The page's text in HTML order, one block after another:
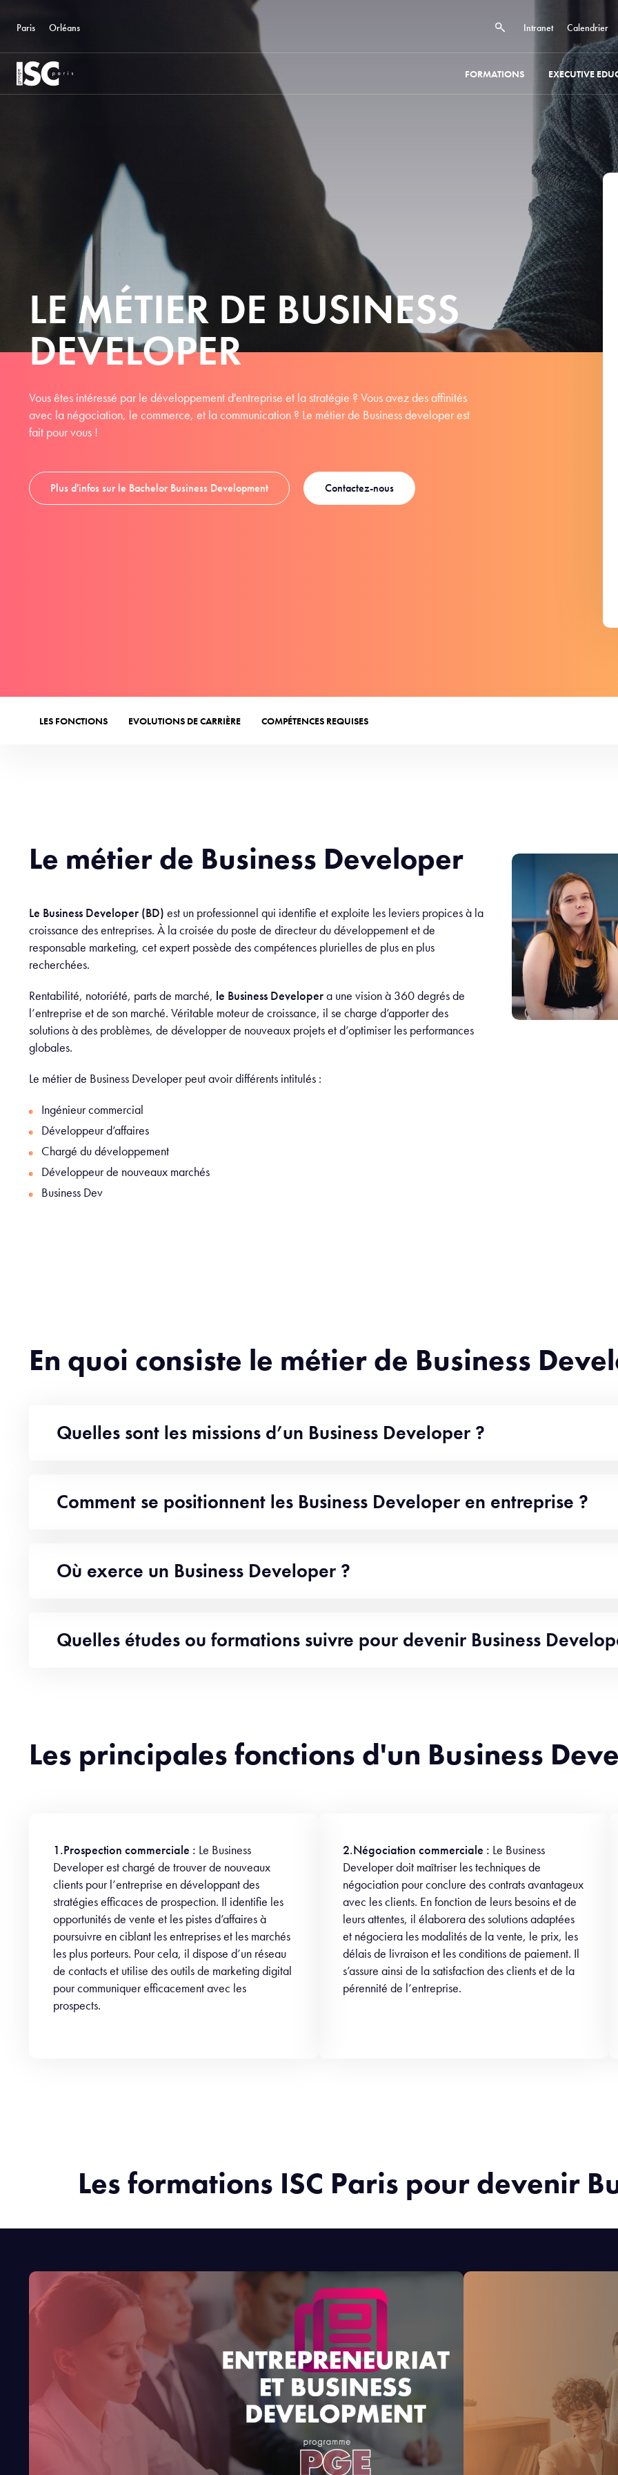
Paris Orléans Intranet Calendrier
FORMATIONS EXECUTIVE
LE MÉTIER DE BUSINESS
DEVELOPER
Vous êtes intéressé par le développement d'entreprise et la stratégie ? Vous avez des affinités
avec la négociation, le commerce, et la communication ? Le métier de Business developer est
fait pour vous !
Plus d'infos sur le Bachelor Business Development Contactez-nous
LES FONCTIONS EVOLUTIONS DE CARRIÈRE COMPÉTENCES REQUISES
Le métier de Business Developer
Le Business Developer (BD) est un professionnel qui identifie et exploite les leviers propices à la
croissance des entreprises. À la croisée du poste de directeur du développement et de
responsable marketing, cet expert possède des compétences plurielles de plus en plus
recherchées.
Rentabilité, notoriété, parts de marché, le Business Developera une vision à 360 degrés de
l’entreprise et de son marché. Véritable moteur de croissance, il se charge d’apporter des
solutions à des problèmes, de développer de nouveaux projets et d’optimiser les performances
globales.
Le métier de Business Developer peut avoir différents intitulés :
Ingénieur commercial
Développeur d’affaires
Chargé du développement
Développeur de nouveaux marchés
Business Dev
En quoi consiste le métier de Business
Quelles sont les missions d’un Business Developer ?
Comment se positionnent les Business Developer en entreprise ?
Où exerce un Business Developer ?
Quelles études ou formations suivre pour devenir Business
Les principales fonctions d'un Business
1.Prospection commerciale : Le Business
Developer est chargé de trouver de nouveaux
clients pour l’entreprise en développant des
stratégies efficaces de prospection. Il identifie les
opportunités de vente et les pistes d’affaires à
poursuivre en ciblant les entreprises et les marchés
les plus porteurs. Pour cela, il dispose d’un réseau
de contacts et utilise des outils de marketing digital
pour communiquer efficacement avec les
prospects.
2.Négociation commerciale : Le Business
Developer doit maîtriser les techniques de
négociation pour conclure des contrats avantageux
avec les clients. En fonction de leurs besoins et de
leurs attentes, il élaborera des solutions adaptées
et négociera les modalités de la vente, le prix, les
délais de livraison et les conditions de paiement. Il
s’assure ainsi de la satisfaction des clients et de la
pérennité de l’entreprise.
Les formations ISC Paris pour devenir